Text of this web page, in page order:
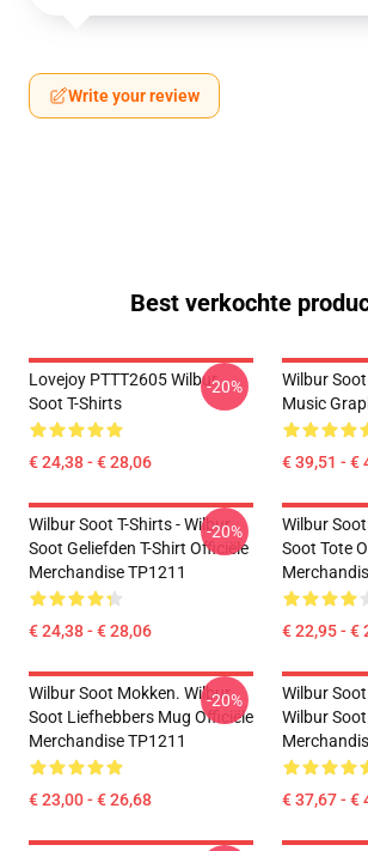
Write your review
Best verkochte
Lovejoy PTTT2605 Wilbur
Soot T-Shirts
€ 24,38 - € 28,06
-20%
Wilbur
Music
€ 39,51 - €
Wilbur Soot T-Shirts - Wilbur
Soot Geliefden T-Shirt Officiële
Merchandise TP1211
€ 24,38 - € 28,06
-20%
Wilbur
Soot Tote
€ 22,95 - €
Wilbur Soot Mokken. Wilbur
Soot Liefhebbers Mug Officiële
Merchandise TP1211
€ 23,00 - € 26,68
-20%
Wilbur
Wilbur
€ 37,67 - €